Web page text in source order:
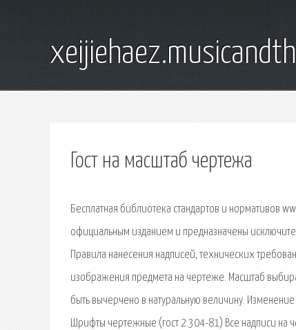
Гост на масштаб чертежа
Бесплатная библиотека стандартов и нормативов
официальным изданием и предназначены
Правила нанесения надписей, технических
изображения предмета на чертеже. Масштаб
быть вычерчено в натуральную величину.
Шрифты чертежные (гост 2.304-81) Все надписи на